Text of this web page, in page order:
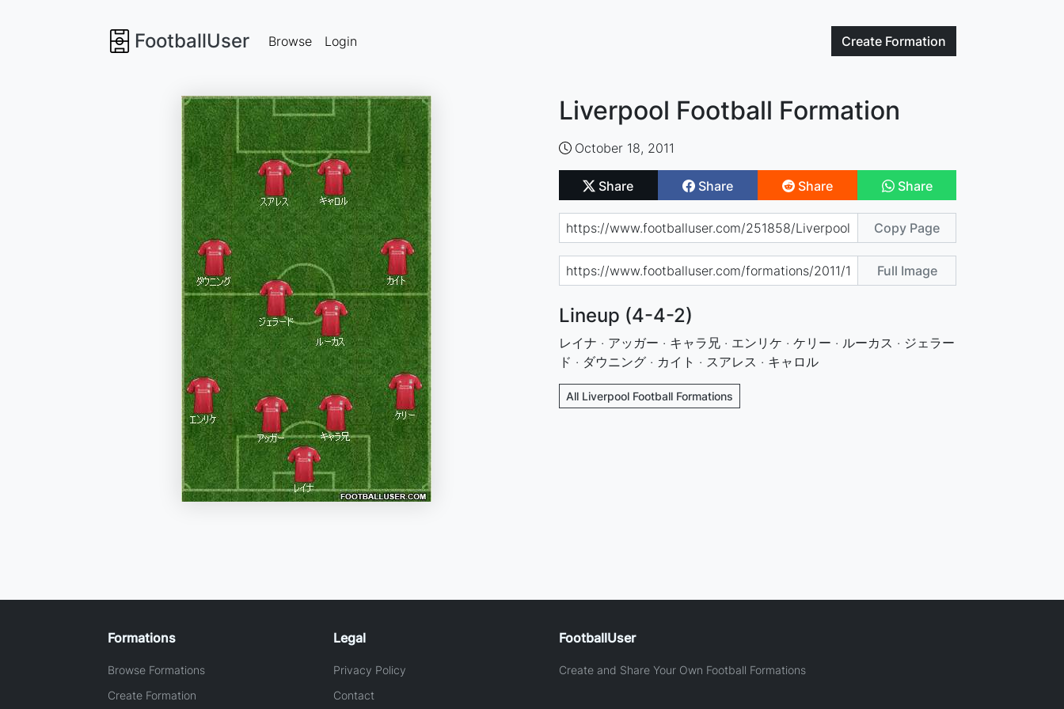
FootballUser Create Formation
Browse Login
Liverpool Football Formation
October 18, 2011
Share Share Share Share
Copy Page
Full Image
Lineup (4-4-2)
レイナ · アッガー · キャラ兄 · エンリケ · ケリー · ルーカス · ジェラー
ド · ダウニング · カイト · スアレス · キャロル
All Liverpool Football Formations
Formations
Browse Formations
Create Formation
Legal
Privacy Policy
Contact
FootballUser
Create and Share Your Own Football Formations